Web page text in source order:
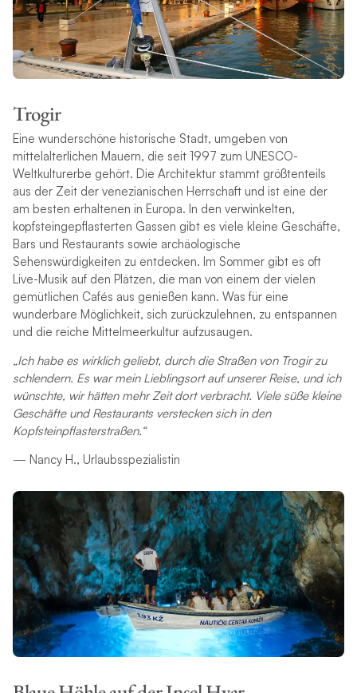
Trogir
Eine wunderschöne historische Stadt, umgeben von
mittelalterlichen Mauern, die seit 1997 zum UNESCO-
Weltkulturerbe gehört. Die Architektur stammt größtenteils
aus der Zeit der venezianischen Herrschaft und ist eine der
am besten erhaltenen in Europa. In den verwinkelten,
kopfsteingepflasterten Gassen gibt es viele kleine Geschäfte,
Bars und Restaurants sowie archäologische
Sehenswürdigkeiten zu entdecken. Im Sommer gibt es oft
Live-Musik auf den Plätzen, die man von einem der vielen
gemütlichen Cafés aus genießen kann. Was für eine
wunderbare Möglichkeit, sich zurückzulehnen, zu entspannen
und die reiche Mittelmeerkultur aufzusaugen.
„Ich habe es wirklich geliebt, durch die Straßen von Trogir zu
schlendern. Es war mein Lieblingsort auf unserer Reise, und ich
wünschte, wir hätten mehr Zeit dort verbracht. Viele süße kleine
Geschäfte und Restaurants verstecken sich in den
Kopfsteinpflasterstraßen.“
— Nancy H., Urlaubsspezialistin